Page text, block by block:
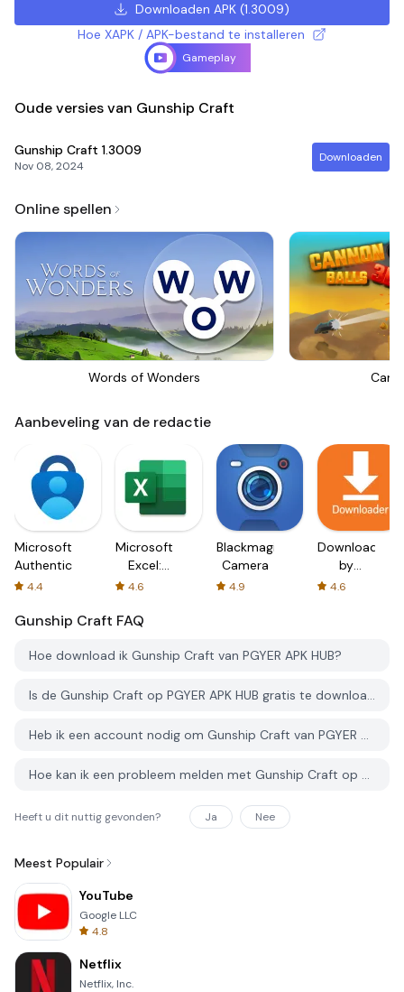
Downloaden APK (1.3009)
Hoe XAPK / APK-bestand te installeren
Gameplay
Oude versies van Gunship Craft
Gunship Craft 1.3009
Nov 08, 2024
Downloaden
Online spellen
Words of Wonders
Aanbeveling van de redactie
Microsoft
Authenticator
4.4
Microsoft
Excel:
Spreadsheets
4.6
Blackmagic
Camera
4.9
Downloader
by
AFTVnews
4.6
Gunship Craft FAQ
Hoe download ik Gunship Craft van PGYER APK HUB?
Is de Gunship Craft op PGYER APK HUB gratis te downloaden?
Heb ik een account nodig om Gunship Craft van PGYER APK HUB te downloaden?
Hoe kan ik een probleem melden met Gunship Craft op PGYER APK HUB?
Heeft u dit nuttig gevonden? Ja Nee
Meest Populair
YouTube
Google LLC
4.8
Netflix
Netflix, Inc.